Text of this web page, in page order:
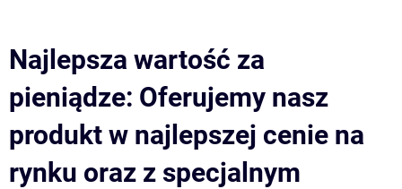
Najlepsza wartość za
pieniądze: Oferujemy nasz
produkt w najlepszej cenie na
rynku oraz z specjalnym